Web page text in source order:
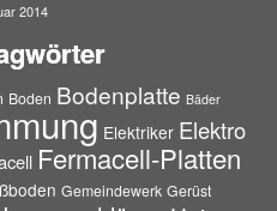
2014
Boden Bodenplatte Bäder
Elektriker Elektro
Fermacell-Platten
Gemeindewerk Gerüst